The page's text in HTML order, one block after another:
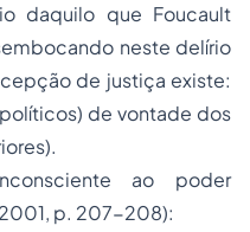
daquilo que Foucault
neste delírio
de justiça existe:
de vontade dos
ao poder
p. 207-208):